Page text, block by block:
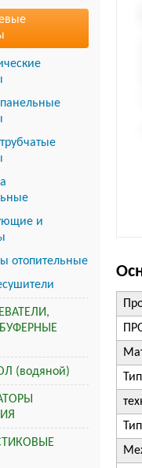
и
отопительные
(водяной)